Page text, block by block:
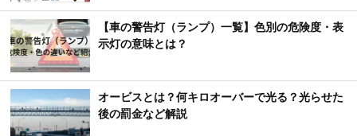
【車の警告灯（ランプ）一覧】色別の危険度・表
示灯の意味とは？
オービスとは？何キロオーバーで光る？光らせた
後の罰金など解説